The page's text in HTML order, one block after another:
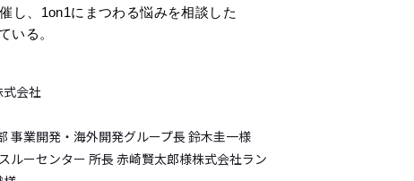
し、1on1にまつわる悩みを相談した
いる。
式会社
事業開発・海外開発グループ長 鈴木圭一様
ルーセンター 所長 赤崎賢太郎様株式会社ラン